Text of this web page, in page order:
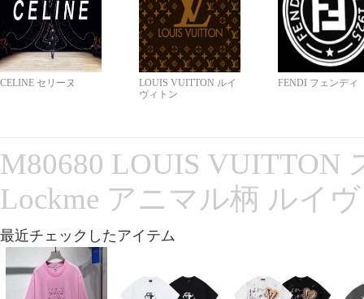
CELINE セリーヌ
LOUIS VUITTON ルイ
ヴィトン
FENDI フェンディ
M80680 LOUIS VUITTON
Lockme アニマル柄 ルイ
最近チェックしたアイテム